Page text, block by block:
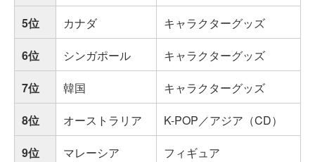
5位
カナダ
キャラクターグッズ
6位
シンガポール
キャラクターグッズ
7位
韓国
キャラクターグッズ
8位
オーストラリア
K-POP／アジア（CD）
9位
マレーシア
フィギュア